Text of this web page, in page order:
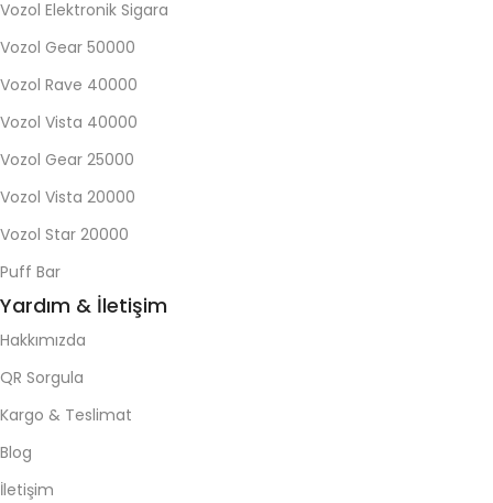
Vozol Elektronik Sigara
Vozol Gear 50000
Vozol Rave 40000
Vozol Vista 40000
Vozol Gear 25000
Vozol Vista 20000
Vozol Star 20000
Puff Bar
Yardım & İletişim
Hakkımızda
QR Sorgula
Kargo & Teslimat
Blog
İletişim